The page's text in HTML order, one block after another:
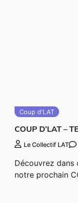
Coup d'LAT
COUP D’LAT –
Le Collectif LAT
Découvrez dans
notre prochain